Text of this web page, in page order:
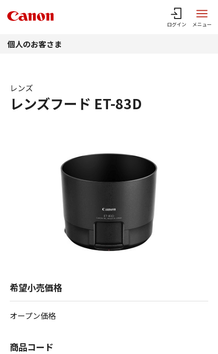
ログイン メニュー
個人のお客さま
レンズフード ET-83D
レンズ
希望小売価格
オープン価格
商品コード